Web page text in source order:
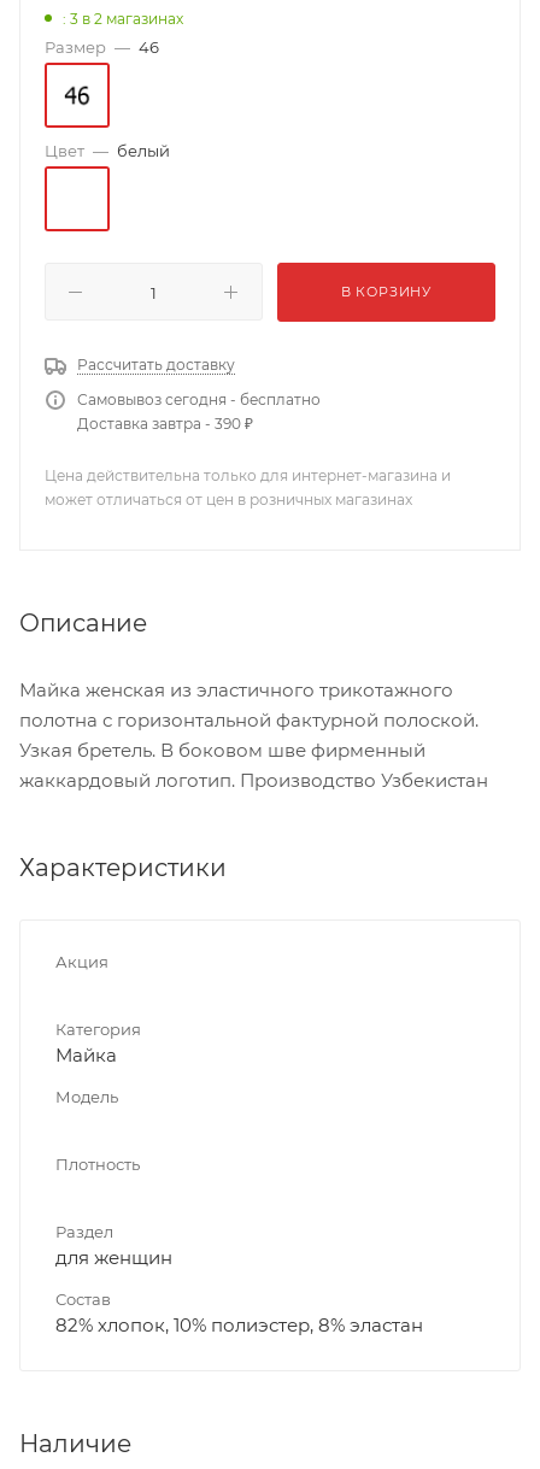
: 3 в 2 магазинах
Размер — 46
Цвет — белый
В КОРЗИНУ
Рассчитать доставку
Самовывоз сегодня - бесплатно
Доставка завтра - 390 ₽
Цена действительна только для интернет-магазина и
может отличаться от цен в розничных магазинах
Описание
Майка женская из эластичного трикотажного
полотна с горизонтальной фактурной полоской.
Узкая бретель. В боковом шве фирменный
жаккардовый логотип. Производство Узбекистан
Характеристики
Акция
Категория
Майка
Модель
Плотность
Раздел
для женщин
Состав
82% хлопок, 10% полиэстер, 8% эластан
Наличие